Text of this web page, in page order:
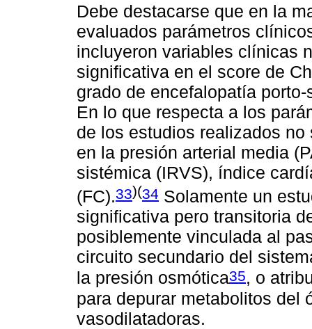
Debe destacarse que en la
evaluados parámetros
incluyeron variables clínicas
significativa en el score de
grado de encefalopatía
En lo que respecta a los
de los estudios realizados
en la presión arterial media
sistémica (IRVS), índice
(FC).33)(34 Solamente un
significativa pero transitoria
posiblemente vinculada al
circuito secundario del
la presión osmótica35, o
para depurar metabolitos del
vasodilatadoras.